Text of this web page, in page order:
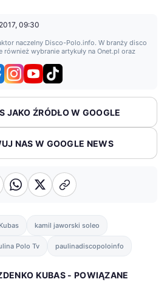
09:30
naczelny Disco-Polo.info. W branży disco
wybranie artykuły na Onet.pl oraz
JAKO ŹRÓDŁO W GOOGLE
NAS W GOOGLE NEWS
kamil jaworski soleo
Polo Tv paulinadiscopoloinfo
KUBAS - POWIĄZANE